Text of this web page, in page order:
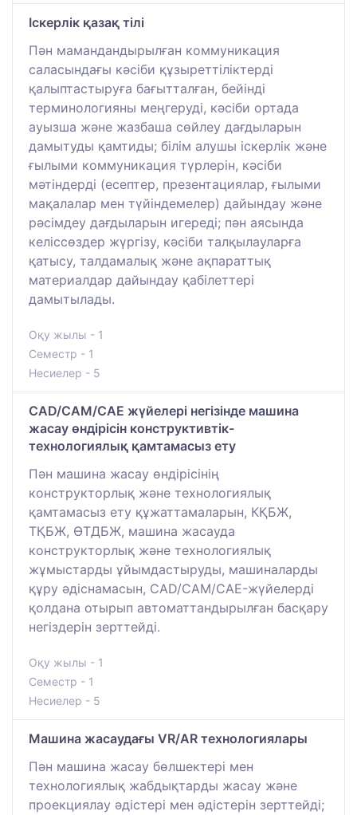
Іскерлік қазақ тілі
Пән мамандандырылған коммуникация
саласындағы кәсіби құзыреттіліктерді
қалыптастыруға бағытталған, бейінді
терминологияны меңгеруді, кәсіби ортада
ауызша және жазбаша сөйлеу дағдыларын
дамытуды қамтиды; білім алушы іскерлік және
ғылыми коммуникация түрлерін, кәсіби
мәтіндерді (есептер, презентациялар, ғылыми
мақалалар мен түйіндемелер) дайындау және
рәсімдеу дағдыларын игереді; пән аясында
келіссөздер жүргізу, кәсіби талқылауларға
қатысу, талдамалық және ақпараттық
материалдар дайындау қабілеттері
дамытылады.
Оқу жылы - 1
Семестр - 1
Несиелер - 5
САD/САМ/CAE жүйелері негізінде машина
жасау өндірісін конструктивтік-
технологиялық қамтамасыз ету
Пән машина жасау өндірісінің
конструкторлық және технологиялық
қамтамасыз ету құжаттамаларын, КҚБЖ,
ТҚБЖ, ӨТДБЖ, машина жасауда
конструкторлық және технологиялық
жұмыстарды ұйымдастыруды, машиналарды
құру әдіснамасын, CAD/CAM/CAE-жүйелерді
қолдана отырып автоматтандырылған басқару
негіздерін зерттейді.
Оқу жылы - 1
Семестр - 1
Несиелер - 5
Машина жасаудағы VR/AR технологиялары
Пән машина жасау бөлшектері мен
технологиялық жабдықтарды жасау және
проекциялау әдістері мен әдістерін зерттейді;